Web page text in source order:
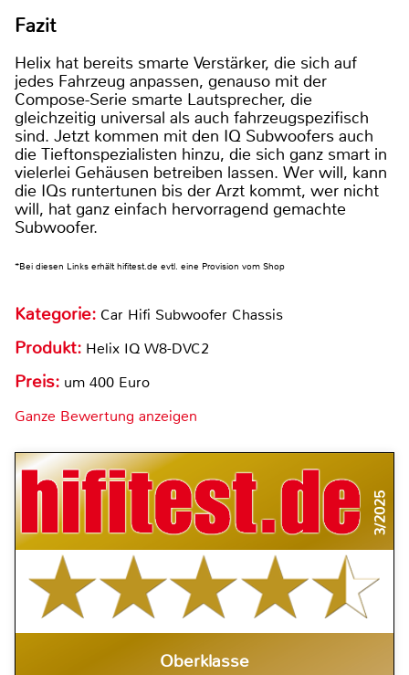
Fazit
Helix hat bereits smarte Verstärker, die sich auf
jedes Fahrzeug anpassen, genauso mit der
Compose-Serie smarte Lautsprecher, die
gleichzeitig universal als auch fahrzeugspezifisch
sind. Jetzt kommen mit den IQ Subwoofers auch
die Tieftonspezialisten hinzu, die sich ganz smart in
vielerlei Gehäusen betreiben lassen. Wer will, kann
die IQs runtertunen bis der Arzt kommt, wer nicht
will, hat ganz einfach hervorragend gemachte
Subwoofer.
*Bei diesen Links erhält hifitest.de evtl. eine Provision vom Shop
Kategorie: Car Hifi Subwoofer Chassis
Produkt: Helix IQ W8-DVC2
Preis: um 400 Euro
Ganze Bewertung anzeigen
3/2025
Oberklasse